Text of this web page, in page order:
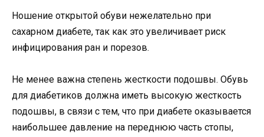
Ношение открытой обуви нежелательно при
сахарном диабете, так как это увеличивает риск
инфицирования ран и порезов.
Не менее важна степень жесткости подошвы. Обувь
для диабетиков должна иметь высокую жесткость
подошвы, в связи с тем, что при диабете оказывается
наибольшее давление на переднюю часть стопы,